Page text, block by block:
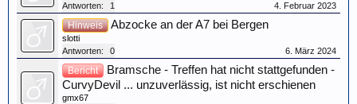
Antworten:
1 4. Februar 2023
Hinweis Abzocke an der A7 bei Bergen
slotti
Antworten:
0 6. März 2024
Bericht
Bramsche - Treffen hat nicht stattgefunden -
CurvyDevil ... unzuverlässig, ist nicht erschienen
gmx67